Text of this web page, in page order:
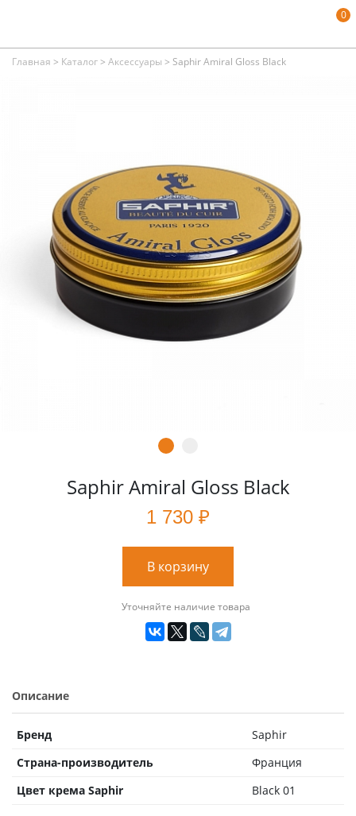
0
Главная > Каталог> Аксессуары > Saphir Amiral Gloss Black
Saphir Amiral Gloss Black
1 730 ₽
В корзину
Уточняйте наличие товара
Описание
Бренд
Saphir
Страна-производитель
Франция
Цвет крема Saphir
Black 01